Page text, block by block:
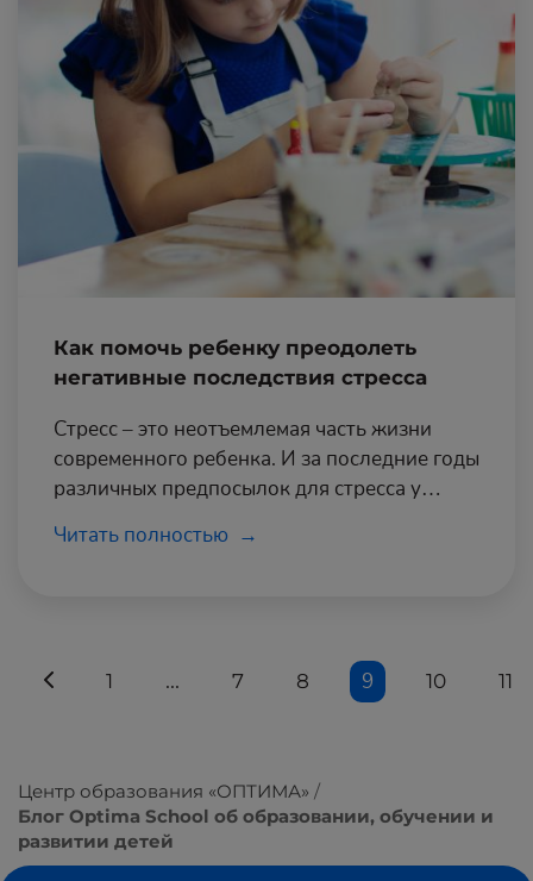
Как помочь ребенку преодолеть
негативные последствия стресса
Стресс – это неотъемлемая часть жизни
современного ребенка. И за последние годы
различных предпосылок для стресса у
больше.
Читать полностью
1 ... 7 8 9 10 11
Центр образования «ОПТИМА»
Блог Optima School об образовании, обучении и
развитии детей